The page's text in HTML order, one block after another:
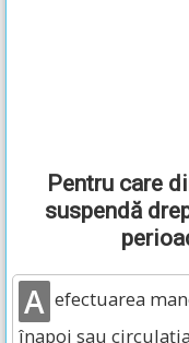
Pentru care
suspendă
A efectuarea
înapoi sau